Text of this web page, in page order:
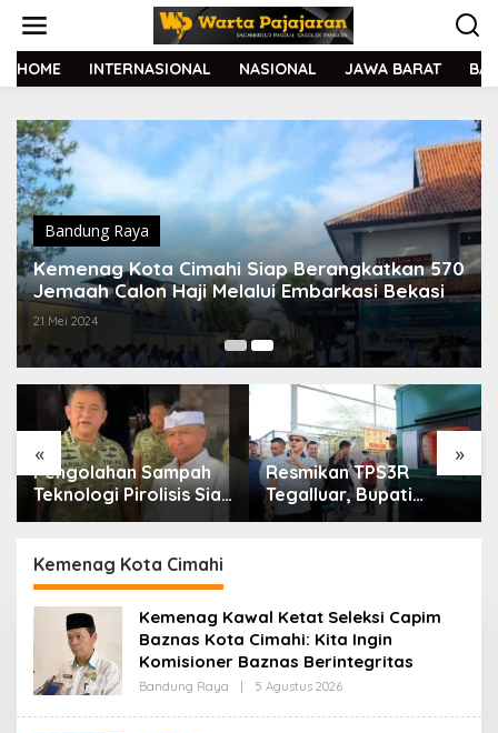
t
HOME INTERNASIONAL NASIONAL JAWA BARAT
Bandung Raya
Kemenag Kota Cimahi Siap Berangkatkan 570
Jemaah Calon Haji Melalui Embarkasi Bekasi
21 Mei 2024
« »
Pengolahan Sampah
Teknologi Pirolisis Siap
Barat
Resmikan TPS3R
Tegalluar, Bupati
Bandung: Sampah
Kemenag Kota Cimahi
Kemenag Kawal Ketat Seleksi Capim
Baznas Kota Cimahi: Kita Ingin
Komisioner Baznas Berintegritas
Bandung Raya 5 Agustus 2026
E